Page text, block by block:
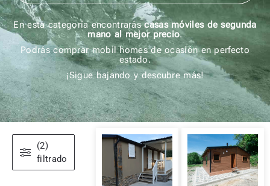
En esta categoría encontraráscasas móviles de segunda
mano al mejor precio.
Podrás comprar mobil homes de ocasión en perfecto
estado.
¡Sigue bajando y descubre más!
(2)
filtrado